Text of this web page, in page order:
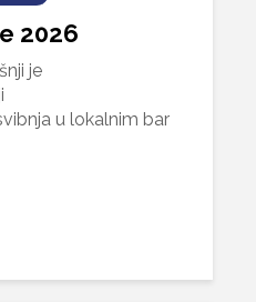
2026
je
u lokalnim bar